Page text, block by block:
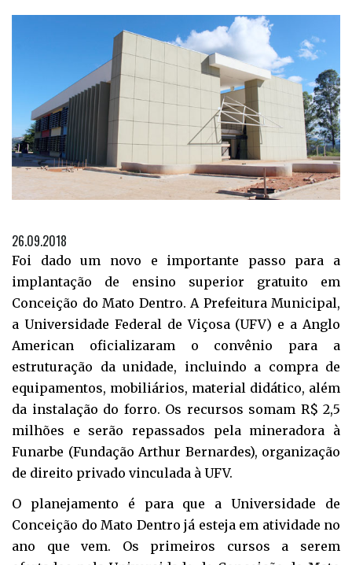
26.09.2018
Foi dado um novo e importante passo para a
implantação de ensino superior gratuito em
Conceição do Mato Dentro. A Prefeitura Municipal,
a Universidade Federal de Viçosa (UFV) e a Anglo
American oficializaram o convênio para a
estruturação da unidade, incluindo a compra de
equipamentos, mobiliários, material didático, além
da instalação do forro. Os recursos somam R$ 2,5
milhões e serão repassados pela mineradora à
Funarbe (Fundação Arthur Bernardes), organização
de direito privado vinculada à UFV.
O planejamento é para que a Universidade de
Conceição do Mato Dentro já esteja em atividade no
ano que vem. Os primeiros cursos a serem